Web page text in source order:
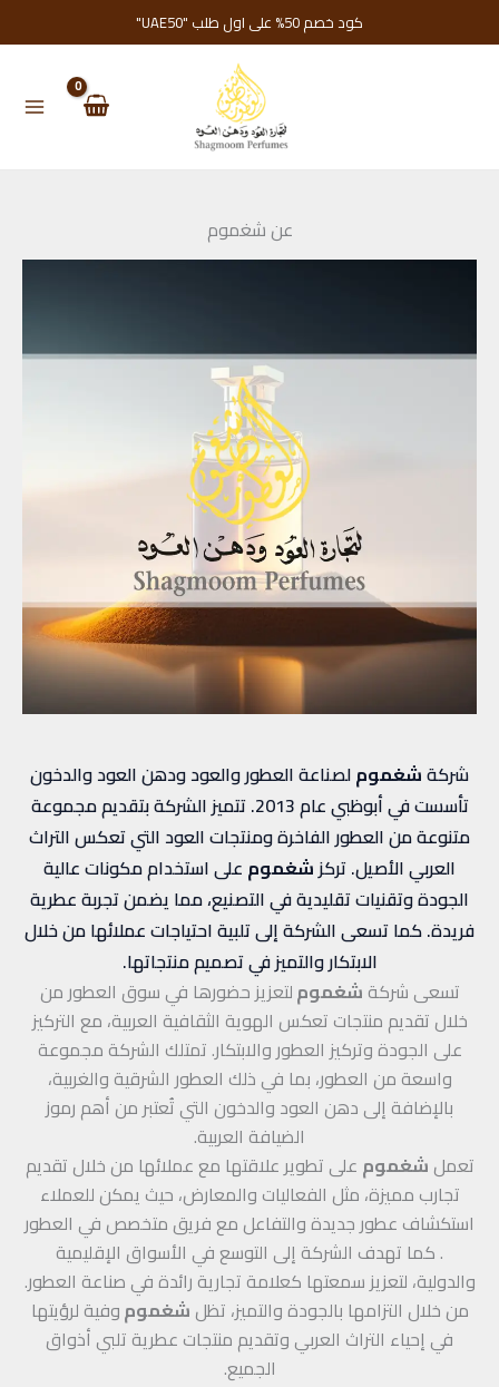
إلى
كود خصم 50% على اول طلب "UAE50"
عن شغموم
شركةشغموملصناعة العطور والعود ودهن العود والدخون
تأسست في أبوظبي عام 2013. تتميز الشركة بتقديم مجموعة
متنوعة من العطور الفاخرة ومنتجات العود التي تعكس التراث
العربي الأصيل. تركزشغموم على استخدام مكونات عالية
الجودة وتقنيات تقليدية في التصنيع، مما يضمن تجربة عطرية
فريدة. كما تسعى الشركة إلى تلبية احتياجات عملائها من خلال
الابتكار والتميز في تصميم منتجاتها.
تسعى شركة شغموملتعزيز حضورها في سوق العطور من
خلال تقديم منتجات تعكس الهوية الثقافية العربية، مع التركيز
على الجودة وتركيز العطور والابتكار. تمتلك الشركة مجموعة
واسعة من العطور، بما في ذلك العطور الشرقية والغربية،
بالإضافة إلى دهن العود والدخون التي تُعتبر من أهم رموز
الضيافة العربية.
تعمل شغموم على تطوير علاقتها مع عملائها من خلال تقديم
تجارب مميزة، مثل الفعاليات والمعارض، حيث يمكن للعملاء
استكشاف عطور جديدة والتفاعل مع فريق متخصص في العطور
. كما تهدف الشركة إلى التوسع في الأسواق الإقليمية
والدولية، لتعزيز سمعتها كعلامة تجارية رائدة في صناعة العطور.
من خلال التزامها بالجودة والتميز، تظل شغموموفية لرؤيتها
في إحياء التراث العربي وتقديم منتجات عطرية تلبي أذواق
الجميع.